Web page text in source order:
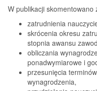
W publikacji skomentowano
zatrudnienia
skrócenia okresu
stopnia awansu
obliczania
ponadwymiarowe i
przesunięcia
wynagrodzenia,